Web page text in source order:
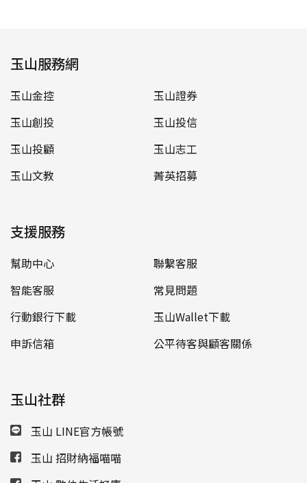
玉山服務網
玉山金控
玉山證券
玉山創投
玉山投信
玉山投顧
玉山志工
玉山文教
菁英招募
支援服務
幫助中心
聯繫客服
智能客服
常見問題
行動銀行下載
玉山Wallet下載
申訴信箱
公平待客與顧客關係
玉山社群
玉山 LINE官方帳號
玉山 招財納福喵喵